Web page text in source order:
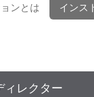
ンとは インス
ィレクター